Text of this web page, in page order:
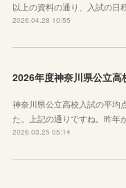
以上の資料の通り、入試の
2026.04.28 10:55
神奈川県公立高校入試の平均
た。上記の通りですね。昨
2026.03.25 05:14